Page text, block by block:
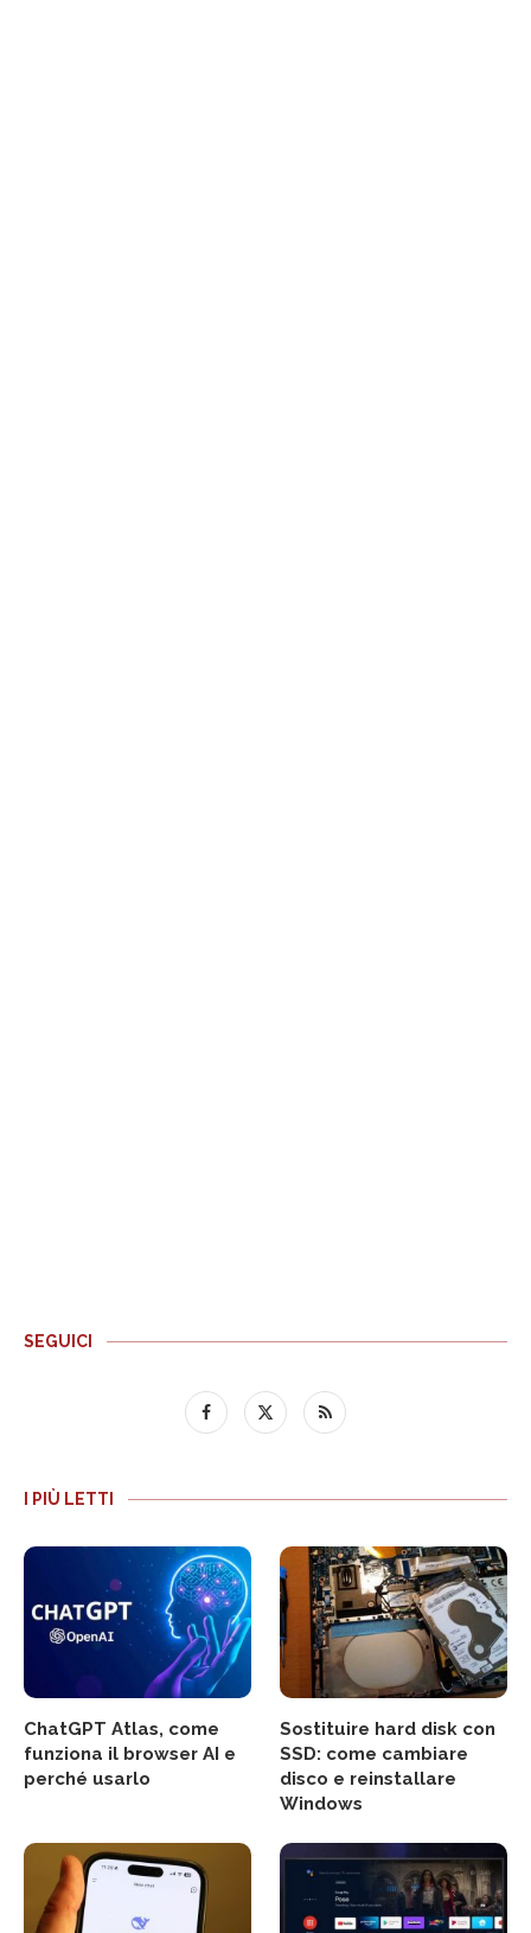
SEGUICI
I PIÙ LETTI
ChatGPT Atlas, come
funziona il browser AI e
perché usarlo
Sostituire hard disk con
SSD: come cambiare
disco e reinstallare
Windows